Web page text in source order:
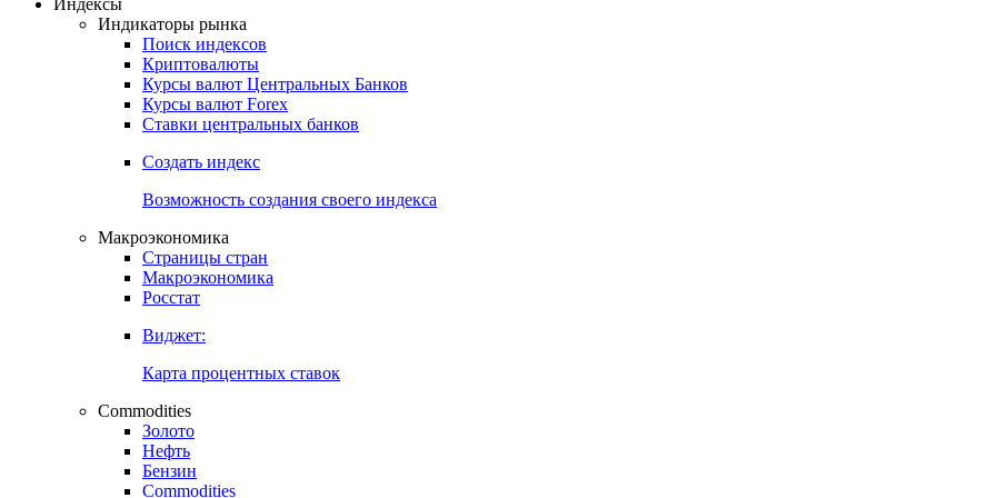
Получить доступ
Индикаторы рынка
Поиск индексов
Криптовалюты
Курсы валют Центральных Банков
Курсы валют Forex
Ставки центральных банков
Создать индекс
Возможность создания своего индекса
Макроэкономика
Страницы стран
Макроэкономика
Росстат
Виджет:
Карта процентных ставок
Commodities